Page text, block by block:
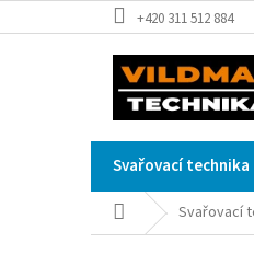
na
+420 311 512 884
Svařovací technika
Domů Svařovací